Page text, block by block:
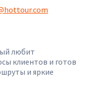
любит
клиентов и готов
и яркие